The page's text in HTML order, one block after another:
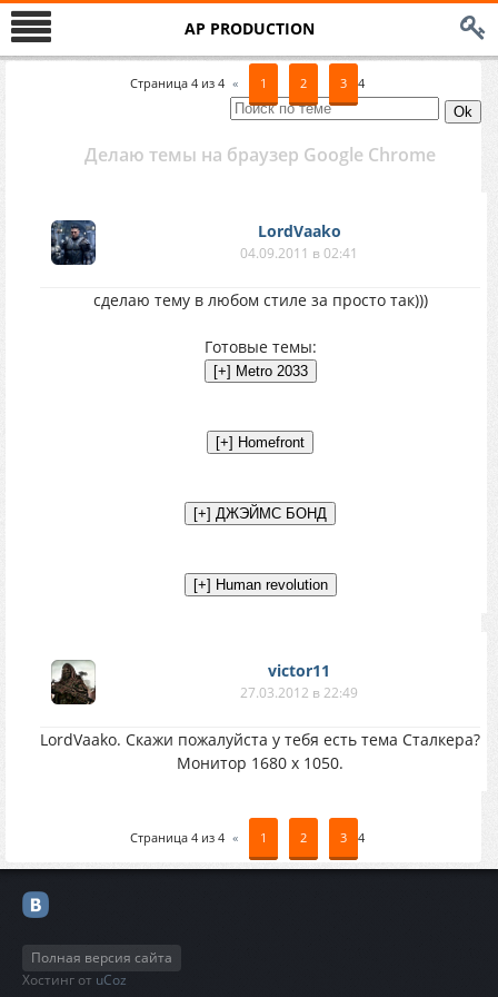
AP PRODUCTION
Страница 4 из 4 « 1 2 3 4
Делаю темы на браузер Google Chrome
LordVaako
04.09.2011 в 02:41
сделаю тему в любом стиле за просто так)))
Готовые темы:
victor11
27.03.2012 в 22:49
LordVaako. Скажи пожалуйста у тебя есть тема Сталкера?
Монитор 1680 х 1050.
Страница 4 из 4 « 1 2 3 4
Полная версия сайта
Хостинг от uCoz